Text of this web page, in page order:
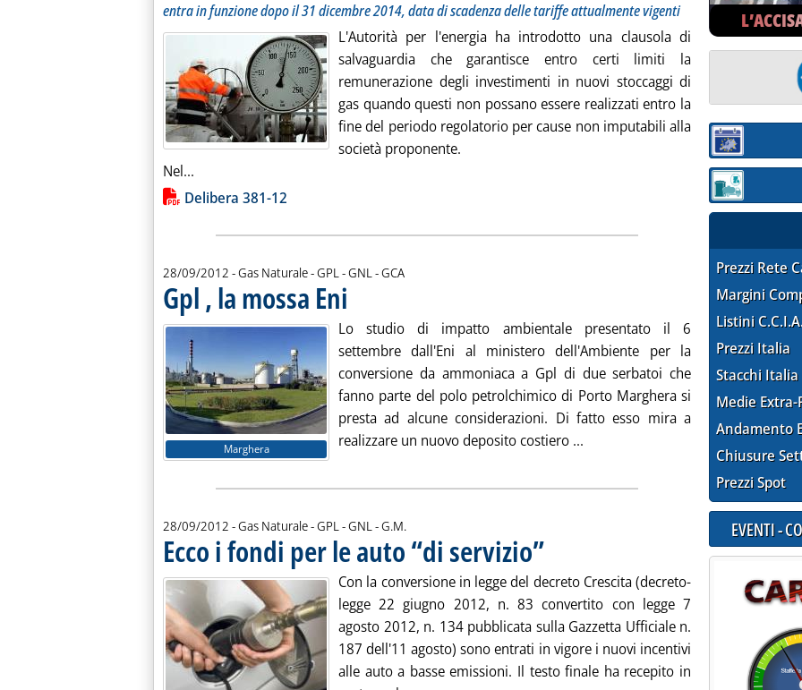
entra in funzione dopo il 31 dicembre 2014, data di scadenza delle tariffe attualmente vigenti
L'Autorità per l'energia ha introdotto una clausola di
salvaguardia che garantisce entro certi limiti la
remunerazione degli investimenti in nuovi stoccaggi di
gas quando questi non possano essere realizzati entro la
fine del periodo regolatorio per cause non imputabili alla
società proponente.
Nel...
Lista allegati PDF alla notizia
Delibera 381-12
28/09/2012 - Gas Naturale - GPL - GNL -di:
GCA
Gpl , la mossa Eni
Marghera
Lo studio di impatto ambientale presentato il 6
settembre dall'Eni al ministero dell'Ambiente per la
conversione da ammoniaca a Gpl di due serbatoi che
fanno parte del polo petrolchimico di Porto Marghera si
presta ad alcune considerazioni. Di fatto esso mira a
realizzare un nuovo deposito costiero ... Leggi tutta la notizia: 'Gpl , la
28/09/2012 - Gas Naturale - GPL - GNL -di:
G.M.
Ecco i fondi per le auto “di servizio”. Pubblicata venerdì 28 settembre 2012 alle 15.45.
Con la conversione in legge del decreto Crescita (decreto-
legge 22 giugno 2012, n. 83 convertito con legge 7
agosto 2012, n. 134 pubblicata sulla Gazzetta Ufficiale n.
187 dell'11 agosto) sono entrati in vigore i nuovi incentivi
alle auto a basse emissioni. Il testo finale ha recepito in
Sezione:
Sezione:
Prezzi Rete
Margini
Listini
Prezzi Italia
Stacchi Italia
Medie Extra-
Andamento
Chiusure
Prezzi Spot
EVENTI -